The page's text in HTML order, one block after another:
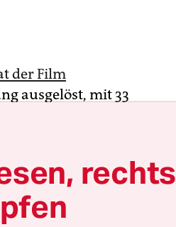
der Film
ausgelöst, mit 33
neunjährigen Benni, die
fällt, ist eigentlich zu
Noch dazu handelte es
war zuvor
rechts